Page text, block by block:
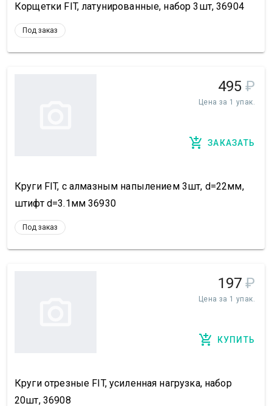
Корщетки FIT, латунированные, набор 3шт, 36904
Под заказ
495 ₽
Цена за 1 упак.
ЗАКАЗАТЬ
Круги FIT, с алмазным напылением 3шт, d=22мм,
штифт d=3.1мм 36930
Под заказ
197 ₽
Цена за 1 упак.
КУПИТЬ
Круги отрезные FIT, усиленная нагрузка, набор
20шт, 36908